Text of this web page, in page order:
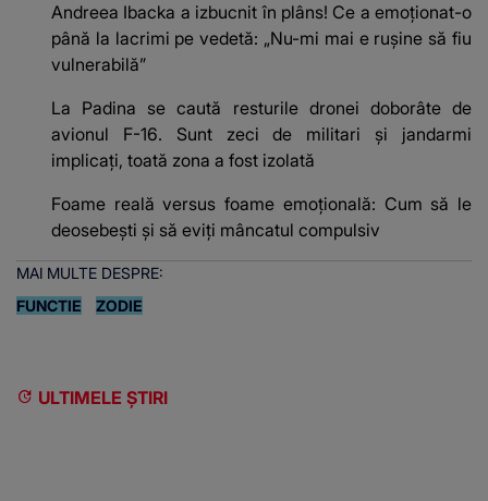
Andreea Ibacka a izbucnit în plâns! Ce a emoționat-o
până la lacrimi pe vedetă: „Nu-mi mai e rușine să fiu
vulnerabilă”
La Padina se caută resturile dronei doborâte de
avionul F-16. Sunt zeci de militari și jandarmi
implicați, toată zona a fost izolată
Foame reală versus foame emoțională: Cum să le
deosebești și să eviți mâncatul compulsiv
MAI MULTE DESPRE:
FUNCTIE
ZODIE
ULTIMELE ȘTIRI